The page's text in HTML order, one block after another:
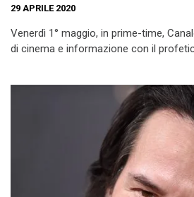
29 APRILE 2020
Venerdì 1° maggio, in prime-time,
di cinema e informazione con il